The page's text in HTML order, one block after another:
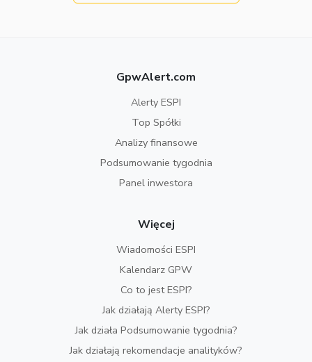
GpwAlert.com
Alerty ESPI
Top Spółki
Analizy finansowe
Podsumowanie tygodnia
Panel inwestora
Więcej
Wiadomości ESPI
Kalendarz GPW
Co to jest ESPI?
Jak działają Alerty ESPI?
Jak działa Podsumowanie tygodnia?
Jak działają rekomendacje analityków?